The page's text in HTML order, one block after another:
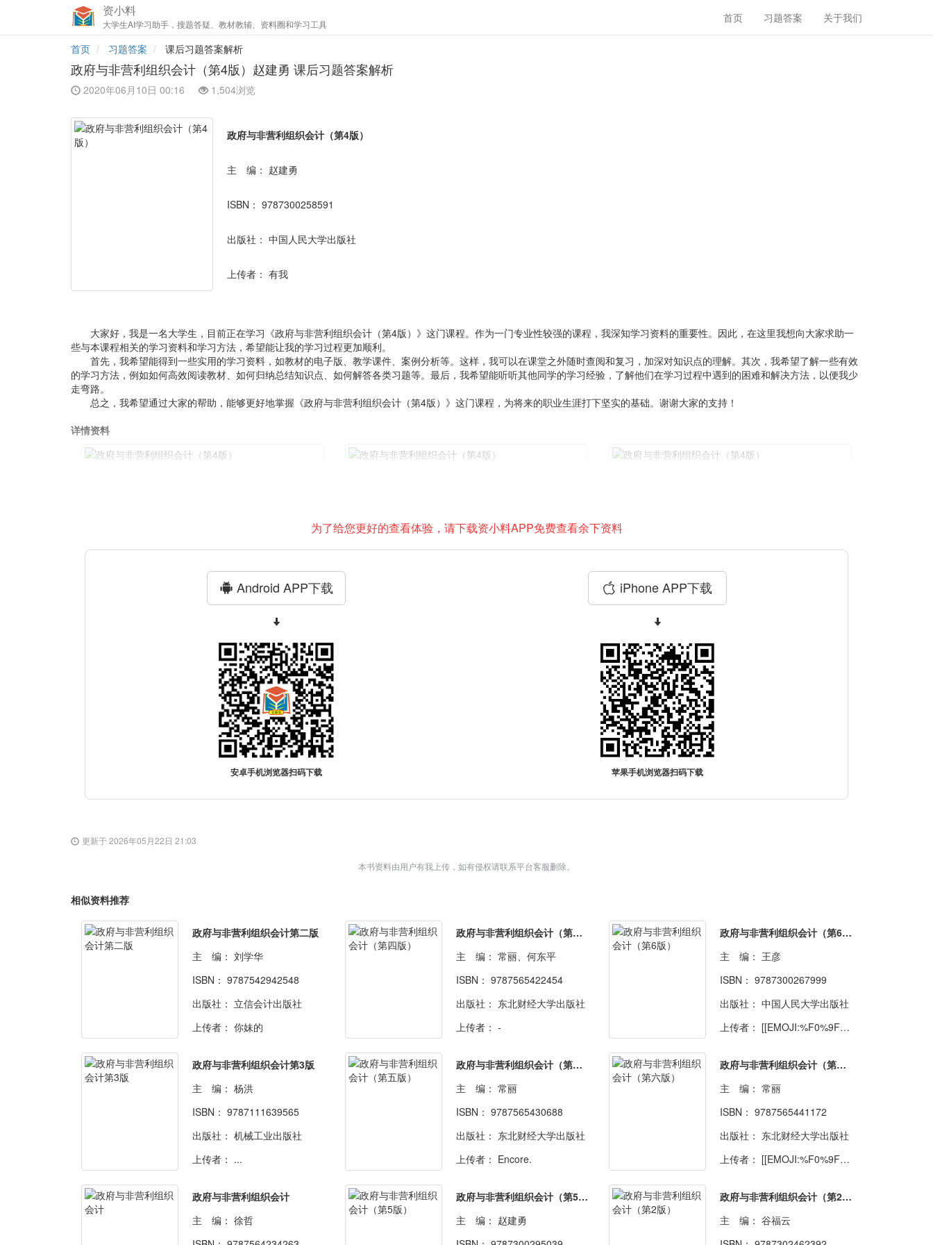
资小料
大学生AI学习助手，搜题答疑、教材教辅、资料圈和学习工具 首页 习题答案 关于我们
首页 习题答案 课后习题答案解析
政府与非营利组织会计（第4版）赵建勇 课后习题答案解析
2020年06月10日 00:16 1,504浏览
政府与非营利组织会计（第4版）
主 编： 赵建勇
ISBN： 9787300258591
出版社： 中国人民大学出版社
上传者： 有我
大家好，我是一名大学生，目前正在学习《政府与非营利组织会计（第4版）》这门课程。作为一门专业性较强的课程，我深知学习资料的重要性。因此，在这里我想向大家求助一
些与本课程相关的学习资料和学习方法，希望能让我的学习过程更加顺利。
首先，我希望能得到一些实用的学习资料，如教材的电子版、教学课件、案例分析等。这样，我可以在课堂之外随时查阅和复习，加深对知识点的理解。其次，我希望了解一些有效
的学习方法，例如如何高效阅读教材、如何归纳总结知识点、如何解答各类习题等。最后，我希望能听听其他同学的学习经验，了解他们在学习过程中遇到的困难和解决方法，以便我少
走弯路。
总之，我希望通过大家的帮助，能够更好地掌握《政府与非营利组织会计（第4版）》这门课程，为将来的职业生涯打下坚实的基础。谢谢大家的支持！
详情资料
为了给您更好的查看体验，请下载资小料APP免费查看余下资料
Android APP下载
安卓手机浏览器扫码下载
iPhone APP下载
苹果手机浏览器扫码下载
更新于 2026年05月22日 21:03
本书资料由用户有我上传，如有侵权请联系平台客服删除。
相似资料推荐
政府与非营利组织会计第二版
主 编： 刘学华
ISBN： 9787542942548
出版社： 立信会计出版社
上传者： 你妹的
政府与非营利组织会计（第四版）
主 编： 常丽、何东平
ISBN： 9787565422454
出版社： 东北财经大学出版社
上传者： -
政府与非营利组织会计（第6版）
主 编： 王彦
ISBN： 9787300267999
出版社： 中国人民大学出版社
上传者： [[EMOJI:%F0%9F%92%98]] 16号星球
政府与非营利组织会计第3版
主 编： 杨洪
ISBN： 9787111639565
出版社： 机械工业出版社
上传者： ...
政府与非营利组织会计（第五版）
主 编： 常丽
ISBN： 9787565430688
出版社： 东北财经大学出版社
上传者： Encore.
政府与非营利组织会计（第六版）
主 编： 常丽
ISBN： 9787565441172
出版社： 东北财经大学出版社
上传者： [[EMOJI:%F0%9F%8E%84]] [[EMOJI:%F0%9F%8E%83]]
政府与非营利组织会计
主 编： 徐哲
政府与非营利组织会计（第5版）
主 编： 赵建勇
政府与非营利组织会计（第2版）
主 编： 谷福云